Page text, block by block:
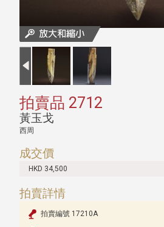
拍賣品 2712
黃玉戈
西周
成交價
HKD 34,500
拍賣詳情
拍賣編號 17210A